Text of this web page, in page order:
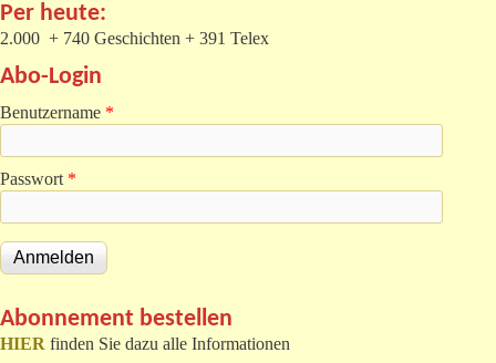
Per heute:
2.000 + 740 Geschichten + 391 Telex
Abo-Login
Benutzername *
Passwort *
Abonnement bestellen
HIER finden Sie dazu alle Informationen